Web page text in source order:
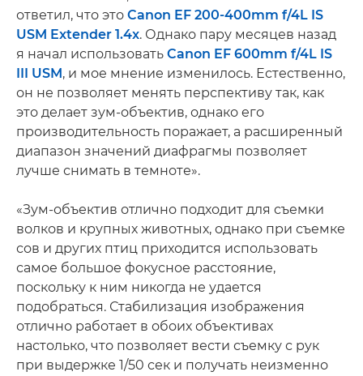
ответил, что это Canon EF 200-400mm f/4L IS
USM Extender 1.4x. Однако пару месяцев назад
я начал использовать Canon EF 600mm f/4L IS
III USM , и мое мнение изменилось. Естественно,
он не позволяет менять перспективу так, как
это делает зум-объектив, однако его
производительность поражает, а расширенный
диапазон значений диафрагмы позволяет
лучше снимать в темноте».
«Зум-объектив отлично подходит для съемки
волков и крупных животных, однако при съемке
сов и других птиц приходится использовать
самое большое фокусное расстояние,
поскольку к ним никогда не удается
подобраться. Стабилизация изображения
отлично работает в обоих объективах
настолько, что позволяет вести съемку с рук
при выдержке 1/50 сек и получать неизменно